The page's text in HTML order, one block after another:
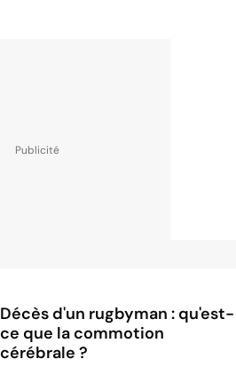
Décès d'un rugbyman : qu'est-
ce que la commotion
cérébrale ?